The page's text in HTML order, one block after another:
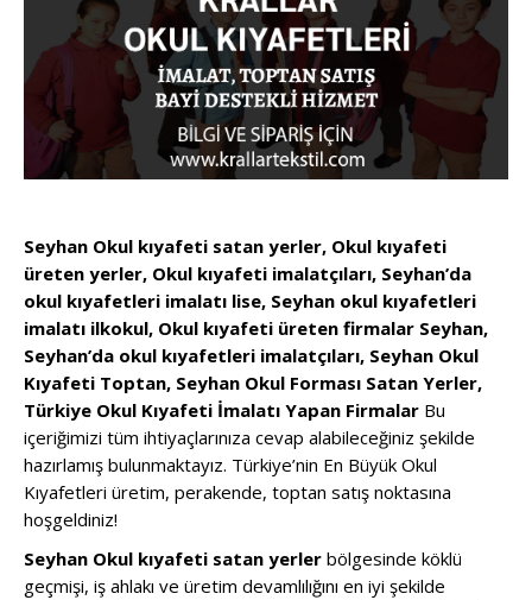
Seyhan Okul kıyafeti satan yerler, Okul kıyafeti
üreten yerler, Okul kıyafeti imalatçıları, Seyhan’da
okul kıyafetleri imalatı lise, Seyhan okul kıyafetleri
imalatı ilkokul, Okul kıyafeti üreten firmalar Seyhan,
Seyhan’da okul kıyafetleri imalatçıları, Seyhan Okul
Kıyafeti Toptan, Seyhan Okul Forması Satan Yerler,
Türkiye Okul Kıyafeti İmalatı Yapan Firmalar Bu
içeriğimizi tüm ihtiyaçlarınıza cevap alabileceğiniz şekilde
hazırlamış bulunmaktayız. Türkiye’nin En Büyük Okul
Kıyafetleri üretim, perakende, toptan satış noktasına
hoşgeldiniz!
Seyhan Okul kıyafeti satan yerler bölgesinde köklü
geçmişi, iş ahlakı ve üretim devamlılığını en iyi şekilde